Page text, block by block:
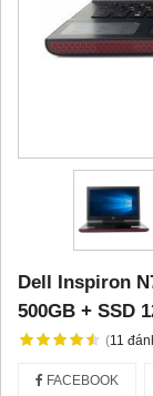
Dell Inspiron
500GB + SSD
(11
FACEBOOK